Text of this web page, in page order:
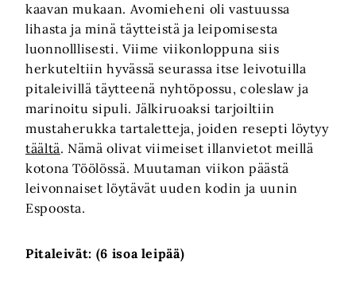
kaavan mukaan. Avomieheni oli vastuussa
lihasta ja minä täytteistä ja leipomisesta
luonnolllisesti. Viime viikonloppuna siis
herkuteltiin hyvässä seurassa itse leivotuilla
pitaleivillä täytteenä nyhtöpossu, coleslaw ja
marinoitu sipuli. Jälkiruoaksi tarjoiltiin
mustaherukka tartaletteja, joiden resepti löytyy
täältä. Nämä olivat viimeiset illanvietot meillä
kotona Töölössä. Muutaman viikon päästä
leivonnaiset löytävät uuden kodin ja uunin
Espoosta.
Pitaleivät: (6 isoa leipää)